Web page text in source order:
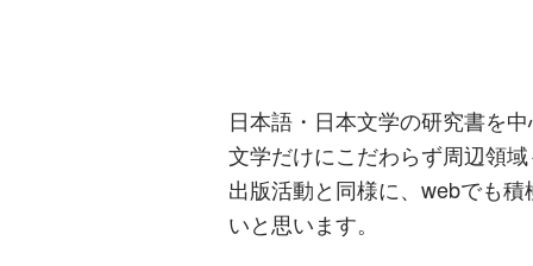
日本語・日本文学の研究書を
文学だけにこだわらず周辺領
出版活動と同様に、webでも
いと思います。